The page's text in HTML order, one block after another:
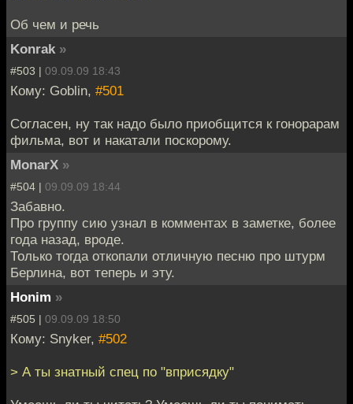
Об чем и речь
Konrak »
#503 | 09.09.09 18:43
Кому: Goblin, #501
Согласен, ну так надо было приобщится к гонорарам
фильма, вот и накатали поскорому.
MonarX »
#504 | 09.09.09 18:44
Забавно.
Про группу сию узнал в комментах в заметке, более
года назад, вроде.
Только тогда откопали отличную песню про штурм
Берлина, вот теперь и эту.
Honim »
#505 | 09.09.09 18:50
Кому: Snyker, #502
> А ты знатный спец по "вприсядку"